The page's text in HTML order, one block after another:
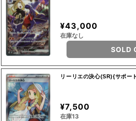
¥43,000
在庫なし
SOLD
リーリエの決心(SR){サポー
¥7,500
在庫13